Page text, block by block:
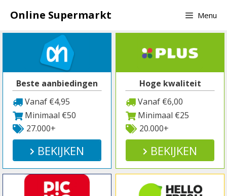
naar
inhoud
Online Supermarkt Menu
Beste aanbiedingen
Vanaf €4,95
Minimaal €50
27.000+
BEKIJKEN
Hoge kwaliteit
Vanaf €6,00
Minimaal €25
20.000+
BEKIJKEN